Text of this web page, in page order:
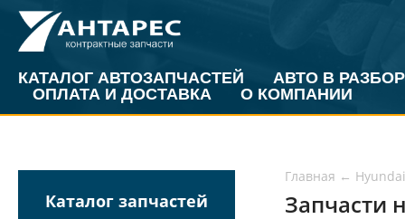
КАТАЛОГ АВТОЗАПЧАСТЕЙ
АВТО В РАЗБОР
ОПЛАТА И ДОСТАВКА
О КОМПАНИИ
Каталог запчастей
Главная ← Hyundai
Запчасти